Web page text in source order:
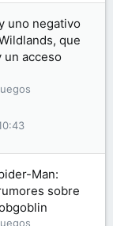
uno negativo
que
acceso
Man:
sobre